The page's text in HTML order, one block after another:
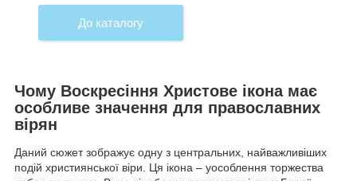
До каталогу
Чому Воскресіння Христове ікона має
особливе значення для православних
вірян
Даний сюжет зображує одну з центральних, найважливіших
подій християнської віри. Ця ікона – уособлення торжества